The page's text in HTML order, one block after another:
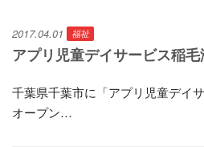
2017.04.01 福祉
アプリ児童デイサービス稲
千葉県千葉市に「アプリ児童デイ
オープン…